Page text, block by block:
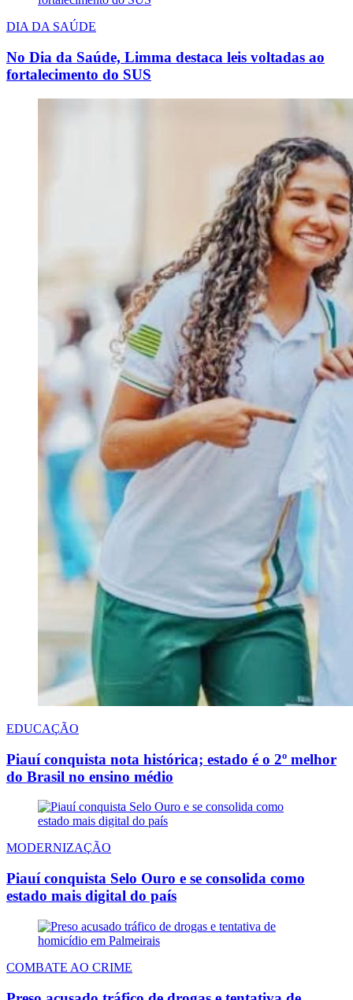
DIA DA SAÚDE
No Dia da Saúde, Limma destaca leis voltadas ao
fortalecimento do SUS
EDUCAÇÃO
Piauí conquista nota histórica; estado é o 2º melhor
do Brasil no ensino médio
MODERNIZAÇÃO
Piauí conquista Selo Ouro e se consolida como
estado mais digital do país
COMBATE AO CRIME